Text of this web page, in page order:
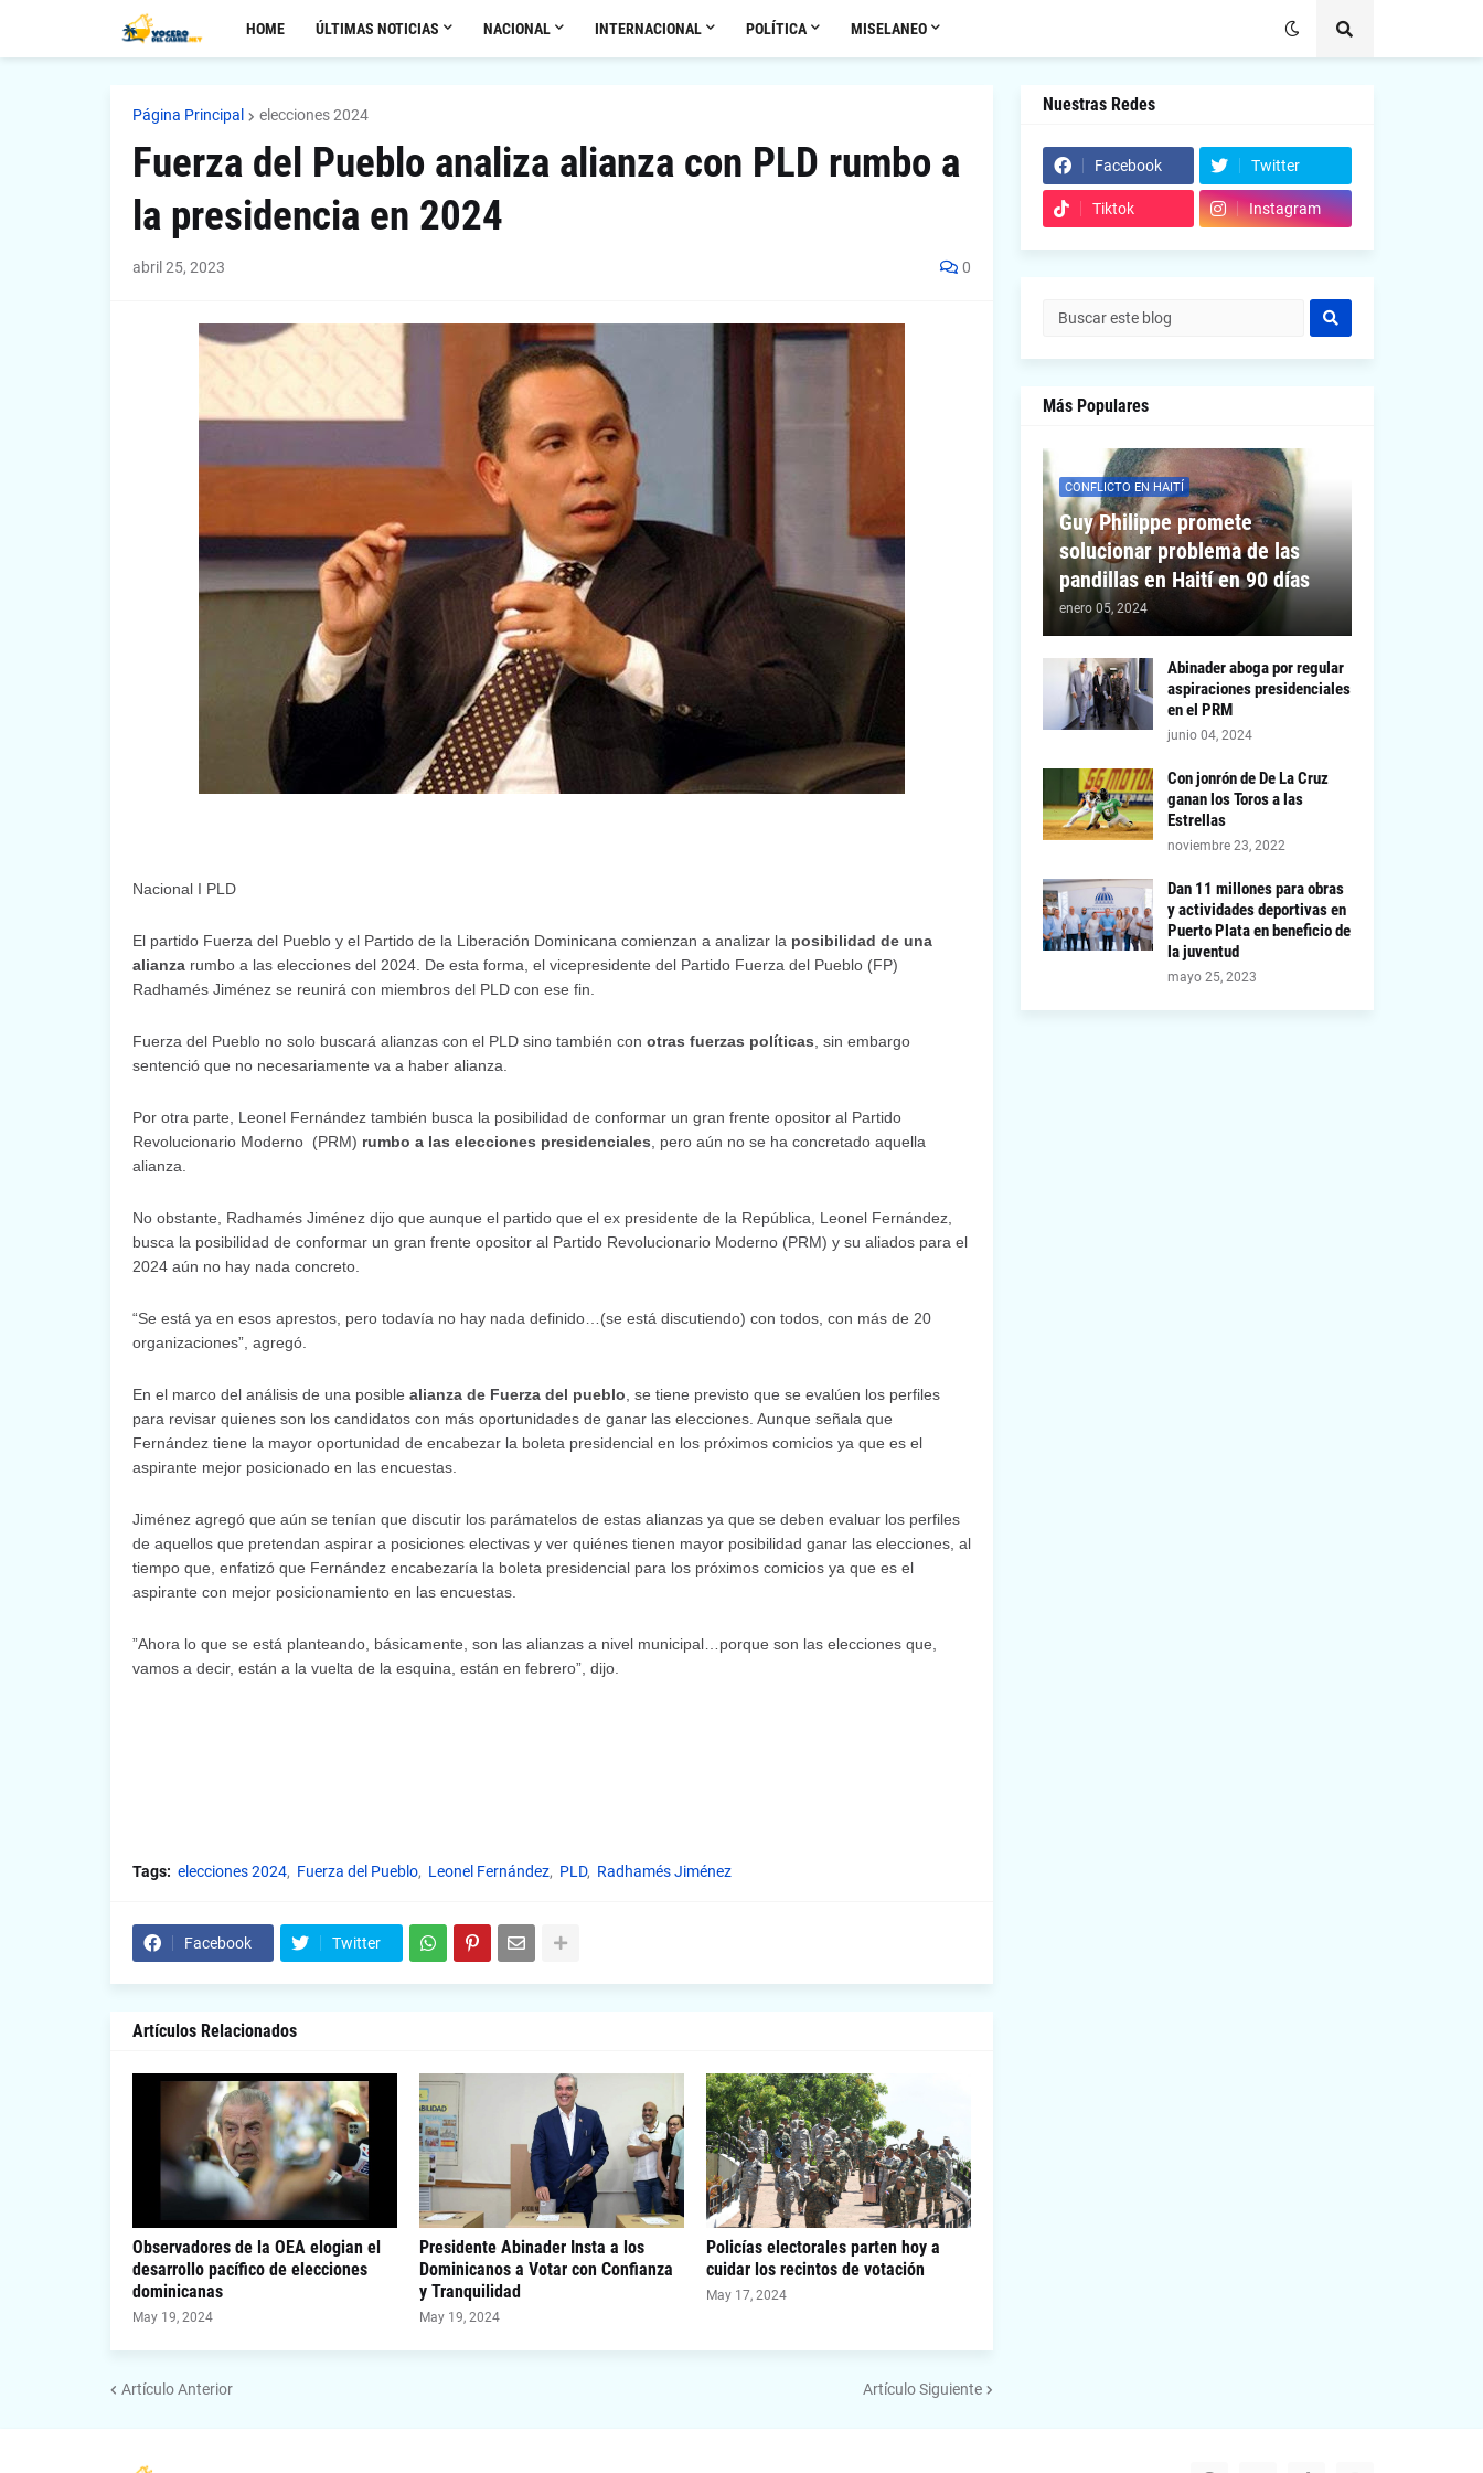
HOME ÚLTIMAS NOTICIAS NACIONAL INTERNACIONAL POLÍTICA MISELANEO
Página Principal elecciones 2024
Fuerza del Pueblo analiza alianza con PLD rumbo a
la presidencia en 2024
abril 25, 2023 0
Nacional I PLD
El partido Fuerza del Pueblo y el Partido de la Liberación Dominicana comienzan a analizar la posibilidad de una
alianzarumbo a las elecciones del 2024. De esta forma, el vicepresidente del Partido Fuerza del Pueblo (FP)
Radhamés Jiménez se reunirá con miembros del PLD con ese fin.
Fuerza del Pueblo no solo buscará alianzas con el PLD sino también con otras fuerzas políticas , sin embargo
sentenció que no necesariamente va a haber alianza.
Por otra parte, Leonel Fernández también busca la posibilidad de conformar un gran frente opositor al Partido
Revolucionario Moderno (PRM) rumbo a las elecciones presidenciales , pero aún no se ha concretado aquella
alianza.
No obstante, Radhamés Jiménez dijo que aunque el partido que el ex presidente de la República, Leonel Fernández,
busca la posibilidad de conformar un gran frente opositor al Partido Revolucionario Moderno (PRM) y su aliados para el
2024 aún no hay nada concreto.
“Se está ya en esos aprestos, pero todavía no hay nada definido…(se está discutiendo) con todos, con más de 20
organizaciones”, agregó.
En el marco del análisis de una posible alianza de Fuerza del pueblo , se tiene previsto que se evalúen los perfiles
para revisar quienes son los candidatos con más oportunidades de ganar las elecciones. Aunque señala que
Fernández tiene la mayor oportunidad de encabezar la boleta presidencial en los próximos comicios ya que es el
aspirante mejor posicionado en las encuestas.
Jiménez agregó que aún se tenían que discutir los parámatelos de estas alianzas ya que se deben evaluar los perfiles
de aquellos que pretendan aspirar a posiciones electivas y ver quiénes tienen mayor posibilidad ganar las elecciones, al
tiempo que, enfatizó que Fernández encabezaría la boleta presidencial para los próximos comicios ya que es el
aspirante con mejor posicionamiento en las encuestas.
”Ahora lo que se está planteando, básicamente, son las alianzas a nivel municipal…porque son las elecciones que,
vamos a decir, están a la vuelta de la esquina, están en febrero”, dijo.
Tags: elecciones 2024 Fuerza del Pueblo Leonel Fernández PLD Radhamés Jiménez
Facebook Twitter
Artículos Relacionados
Observadores de la OEA elogian el
desarrollo pacífico de elecciones
dominicanas
May 19, 2024
Presidente Abinader Insta a los
Dominicanos a Votar con Confianza
y Tranquilidad
May 19, 2024
Policías electorales parten hoy a
cuidar los recintos de votación
May 17, 2024
Artículo Anterior Artículo Siguiente
Nuestras Redes
Facebook Twitter
Tiktok Instagram
Más Populares
CONFLICTO EN HAITÍ
Guy Philippe promete
solucionar problema de las
pandillas en Haití en 90 días
enero 05, 2024
Abinader aboga por regular
aspiraciones presidenciales
en el PRM
junio 04, 2024
Con jonrón de De La Cruz
ganan los Toros a las
Estrellas
noviembre 23, 2022
Dan 11 millones para obras
y actividades deportivas en
Puerto Plata en beneficio de
la juventud
mayo 25, 2023